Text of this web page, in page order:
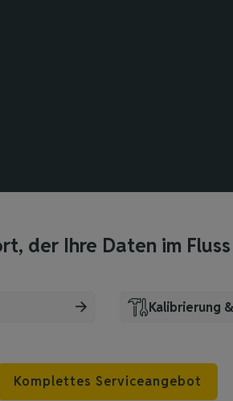
der Ihre Daten im
Kalibrierung
Komplettes Serviceangebot